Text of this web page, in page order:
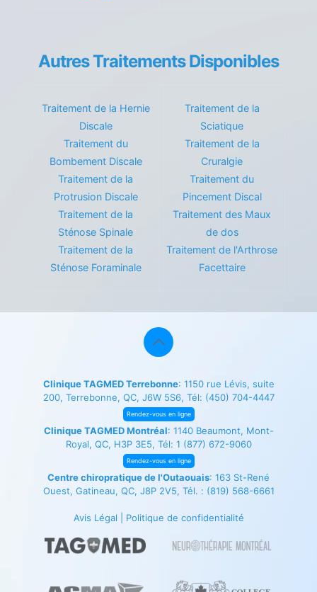
Autres Traitements Disponibles
Traitement de la Hernie
Discale
Traitement du
Bombement Discale
Traitement de la
Protrusion Discale
Traitement de la
Sténose Spinale
Traitement de la
Sténose Foraminale
Traitement de la
Sciatique
Traitement de la
Cruralgie
Traitement du
Pincement Discal
Traitement des Maux
de dos
Traitement de l'Arthrose
Facettaire
Clinique TAGMED Terrebonne: 1150 rue Lévis, suite
200, Terrebonne, QC, J6W 5S6, Tél: (450) 704-4447
Rendez-vous en ligne
Clinique TAGMED Montréal: 1140 Beaumont, Mont-
Royal, QC, H3P 3E5, Tél: 1 (877) 672-9060
Rendez-vous en ligne
Centre chiropratique de l'Outaouais: 163 St-René
Ouest, Gatineau, QC, J8P 2V5, Tél. : (819) 568-6661
Avis Légal Politique de confidentialité